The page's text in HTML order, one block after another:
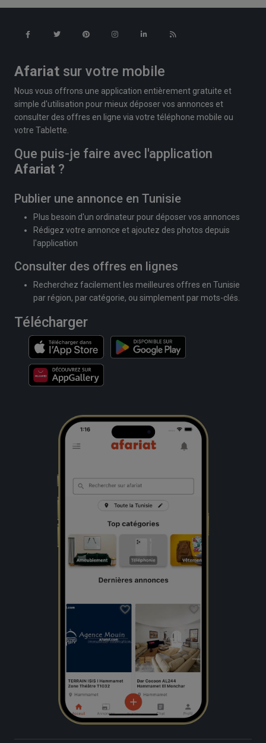
Afariat sur votre mobile
Nous vous offrons une application entièrement gratuite et
simple d'utilisation pour mieux déposer vos annonces et
consulter des offres en ligne via votre téléphone mobile ou
votre Tablette.
Que puis-je faire avec l'application
Afariat ?
Publier une annonce en Tunisie
Plus besoin d'un ordinateur pour déposer vos annonces
Rédigez votre annonce et ajoutez des photos depuis
l'application
Consulter des offres en lignes
Recherchez facilement les meilleures offres en Tunisie
par région, par catégorie, ou simplement par mots-clés.
Télécharger